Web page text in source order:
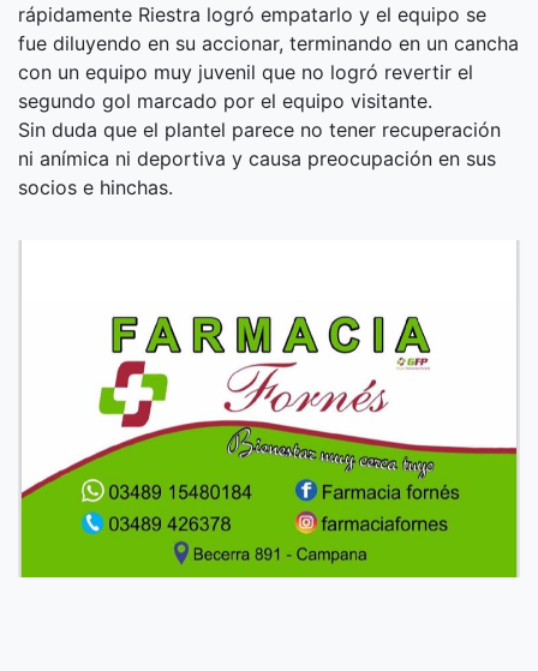
rápidamente Riestra logró empatarlo y el equipo se
fue diluyendo en su accionar, terminando en un cancha
con un equipo muy juvenil que no logró revertir el
segundo gol marcado por el equipo visitante.
Sin duda que el plantel parece no tener recuperación
ni anímica ni deportiva y causa preocupación en sus
socios e hinchas.